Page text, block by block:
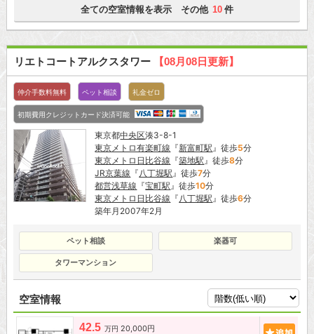
全ての空室情報を表示 その他 10 件
リエトコートアルクスタワー 【08月08日更新】
仲介手数料無料 ペット相談 礼金ゼロ
初期費用クレジットカード決済可能
東京都中央区湊3-8-1
東京メトロ有楽町線 『新富町駅 』徒歩5分
東京メトロ日比谷線 『築地駅 』徒歩8分
JR京葉線 『 八丁堀駅 』徒歩7分
都営浅草線 『宝町駅 』徒歩10分
東京メトロ日比谷線 『 八丁堀駅 』徒歩6分
築年月2007年2月
ペット相談 楽器可
タワーマンション
空室情報
42.5 万円 20,000円